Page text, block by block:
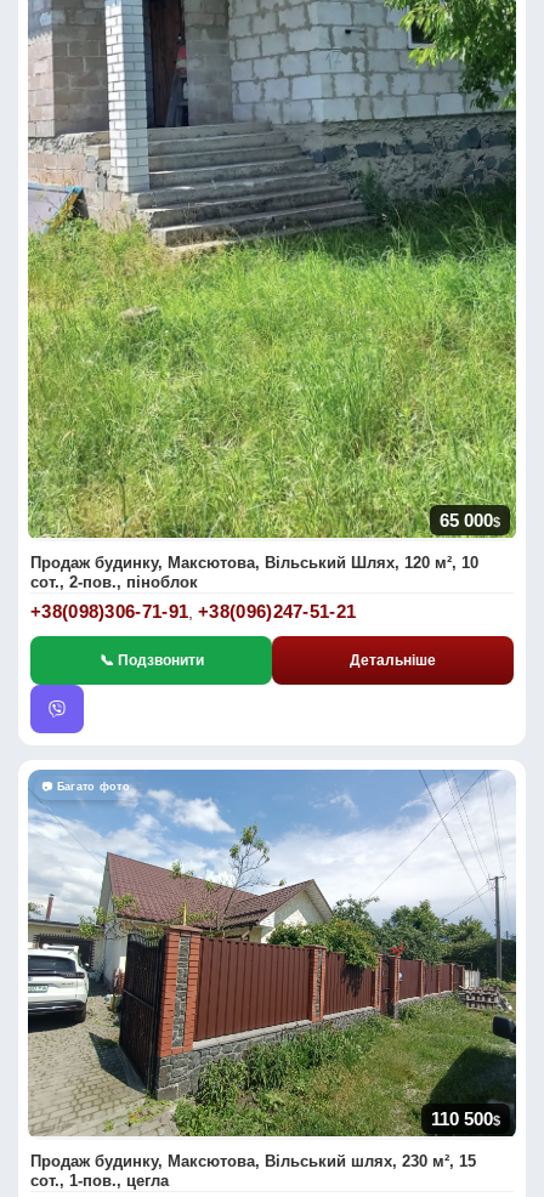
65 000$
Продаж будинку, Максютова, Вільський Шлях, 120 м², 10
сот., 2-пов., піноблок
+38(098)306-71-91,+38(096)247-51-21
📞 Подзвонити Детальніше
📷 Багато фото
110 500$
Продаж будинку, Максютова, Вільський шлях, 230 м², 15
сот., 1-пов., цегла